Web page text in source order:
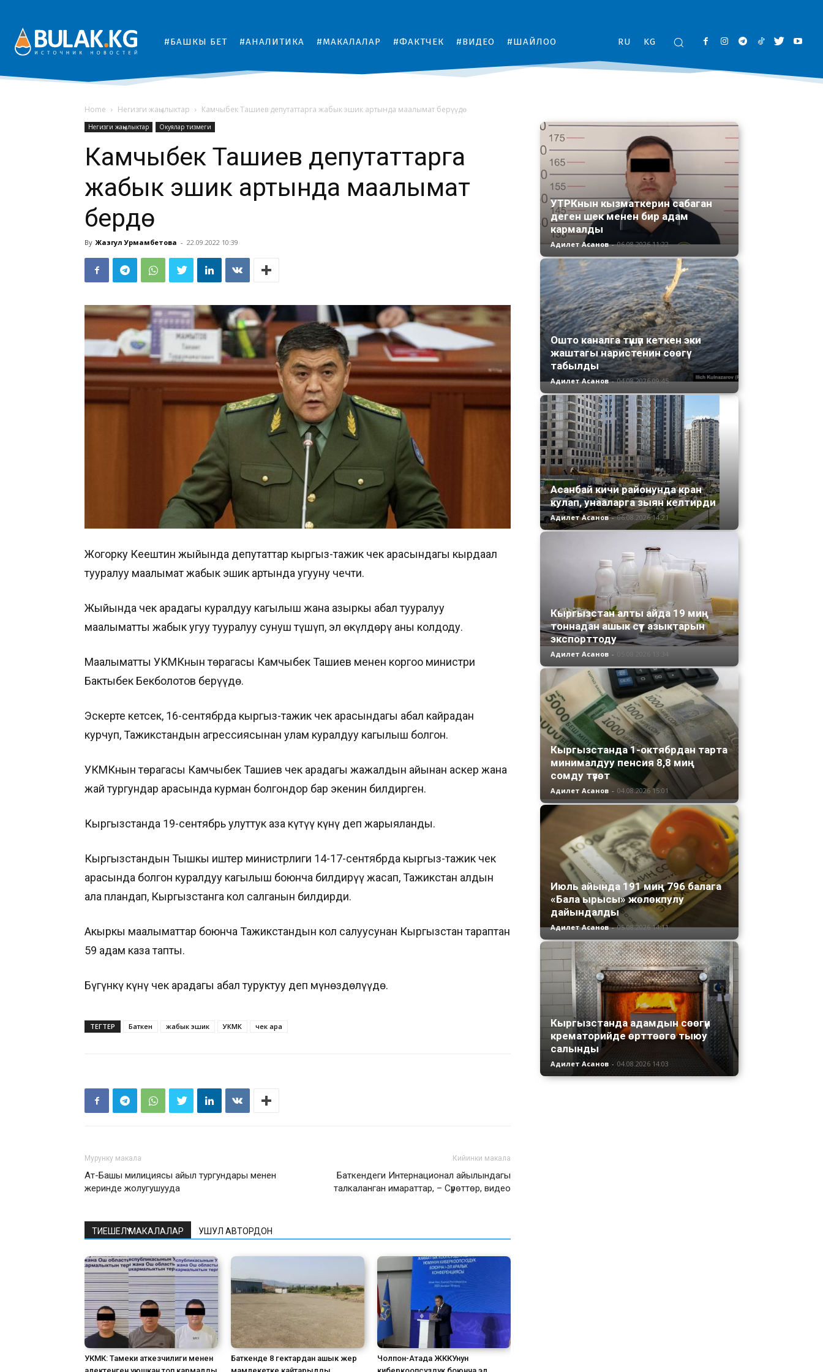
#БАШКЫ БЕТ #АНАЛИТИКА #МАКАЛАЛАР #ФАКТЧЕК #ВИДЕО #ШАЙЛОО RU KG
Home Негизги жаңылыктар Камчыбек Ташиев депутаттарга жабык эшик артында маалымат берүүдө
Негизги жаңылыктар Окуялар тизмеги
Камчыбек Ташиев депутаттарга
жабык эшик артында маалымат
берүүдө
By Жазгул Урмамбетова - 22.09.2022 10:39
Жогорку Кеңештин жыйында депутаттар кыргыз-тажик чек арасындагы кырдаал
тууралуу маалымат жабык эшик артында угууну чечти.
Жыйында чек арадагы куралдуу кагылыш жана азыркы абал тууралуу
маалыматты жабык угуу тууралуу сунуш түшүп, эл өкүлдөрү аны колдоду.
Маалыматты УКМКнын төрагасы Камчыбек Ташиев менен коргоо министри
Бактыбек Бекболотов берүүдө.
Эскерте кетсек, 16-сентябрда кыргыз-тажик чек арасындагы абал кайрадан
курчуп, Тажикстандын агрессиясынан улам куралдуу кагылыш болгон.
УКМКнын төрагасы Камчыбек Ташиев чек арадагы жаңжалдын айынан аскер жана
жай тургундар арасында курман болгондор бар экенин билдирген.
Кыргызстанда 19-сентябрь улуттук аза күтүү күнү деп жарыяланды.
Кыргызстандын Тышкы иштер министрлиги 14-17-сентябрда кыргыз-тажик чек
арасында болгон куралдуу кагылыш боюнча билдирүү жасап, Тажикстан алдын
ала пландап, Кыргызстанга кол салганын билдирди.
Акыркы маалыматтар боюнча Тажикстандын кол салуусунан Кыргызстан тараптан
59 адам каза тапты.
Бүгүнкү күнү чек арадагы абал туруктуу деп мүнөздөлүүдө.
ТЕГТЕР Баткен жабык эшик УКМК чек ара
Мурунку макала
Ат-Башы милициясы айыл тургундары менен
жеринде жолугушууда
Кийинки макала
Баткендеги Интернационал айылындагы
талкаланган имараттар, – Сүрөттөр, видео
ТИЕШЕЛҮҮ МАКАЛАЛАР УШУЛ АВТОРДОН
УКМК: Тамеки аткезчилиги менен
Баткенде 8 гектардан ашык жер
Чолпон-Атада ЖККУнун
УТРКнын кызматкерин сабаган
деген шек менен бир адам
кармалды
Адилет Асанов - 06.08.2026 11:22
Ошто каналга түшүп кеткен эки
жаштагы наристенин сөөгү
табылды
Адилет Асанов - 04.08.2026 09:45
Асанбай кичи районунда кран
кулап, унааларга зыян келтирди
Адилет Асанов - 06.08.2026 14:21
Кыргызстан алты айда 19 миң
тоннадан ашык сүт азыктарын
экспорттоду
Адилет Асанов -
Кыргызстанда 1-октябрдан тарта
минималдуу пенсия 8,8 миң
сомду түзөт
Адилет Асанов - 04.08.2026 15:01
Июль айында 191 миң 796 балага
«Бала ырысы» жөлөкпулу
дайындалды
Адилет Асанов - 05.08.2026 14:11
Кыргызстанда адамдын сөөгүн
крематорийде өрттөөгө тыюу
салынды
Адилет Асанов - 04.08.2026 14:03